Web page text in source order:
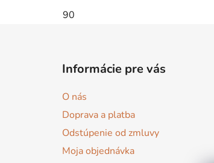
90
Informácie pre vás
O nás
Doprava a platba
Odstúpenie od zmluvy
Moja objednávka